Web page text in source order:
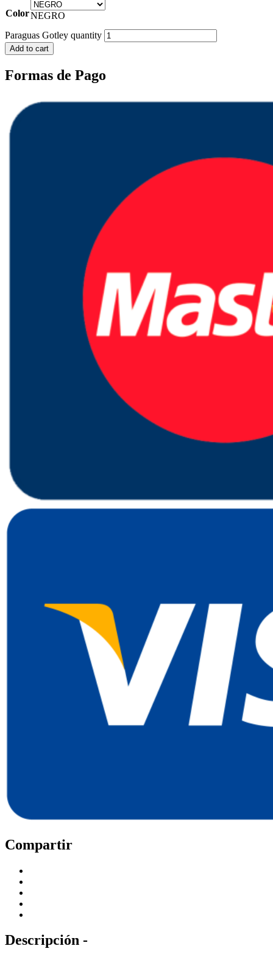
ColorNEGRO
Paraguas Gotley quantity
Add to cart
Formas de Pago
Compartir
Descripción -